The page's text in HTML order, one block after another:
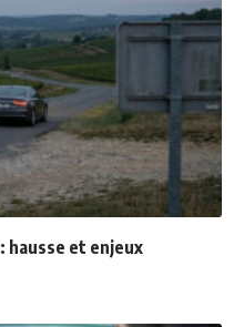
hausse et enjeux